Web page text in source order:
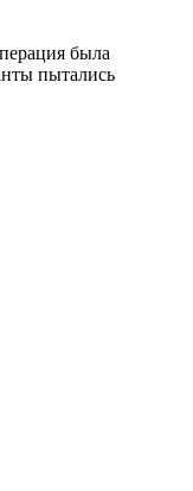
была
пытались